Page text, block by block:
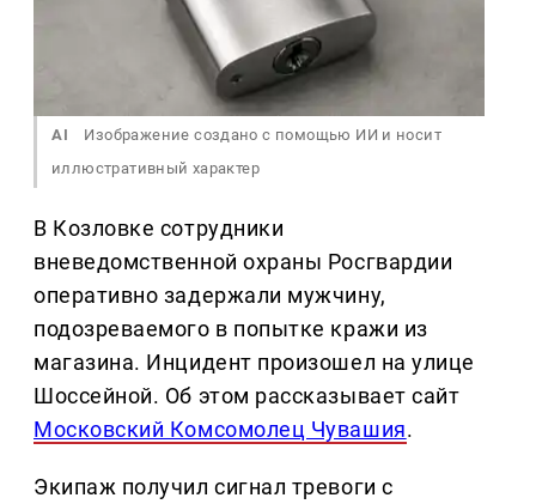
AI
Изображение создано с помощью ИИ и носит
иллюстративный характер
В Козловке сотрудники
вневедомственной охраны Росгвардии
оперативно задержали мужчину,
подозреваемого в попытке кражи из
магазина. Инцидент произошел на улице
Шоссейной. Об этом рассказывает сайт
Московский Комсомолец Чувашия.
Экипаж получил сигнал тревоги с